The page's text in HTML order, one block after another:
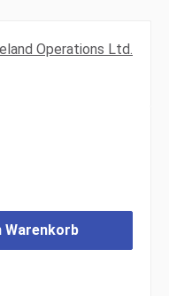
die Schaltflächen um
Warenkorb